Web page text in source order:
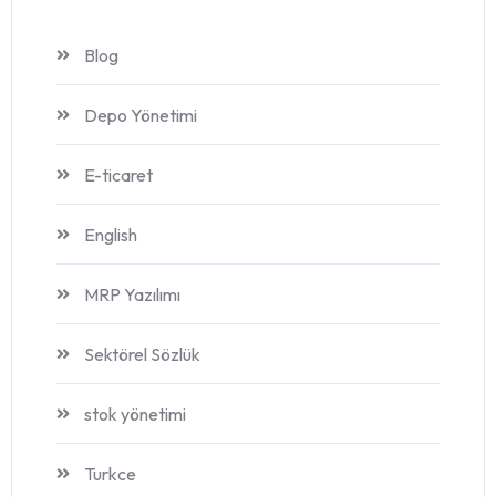
Blog
Depo Yönetimi
E-ticaret
English
MRP Yazılımı
Sektörel Sözlük
stok yönetimi
Turkce